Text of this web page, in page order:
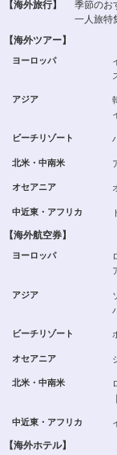
【海外旅行】 季節のお
一人旅特
【海外ツアー】
ヨーロッパ
アジア
ビーチリゾート
北米・中南米
オセアニア
中近東・アフリカ
【海外航空券】
ヨーロッパ
アジア
ビーチリゾート
オセアニア
北米・中南米
｜
中近東・アフリカ
【海外ホテル】